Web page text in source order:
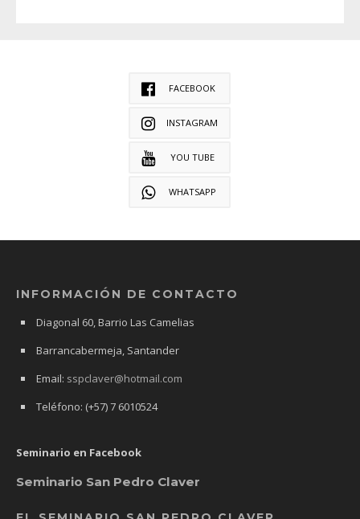
FACEBOOK
INSTAGRAM
YOU TUBE
WHATSAPP
INFORMACIÓN DE CONTACTO
Diagonal 60, Barrio Las Camelias
Barrancabermeja, Santander
Email: sspclaver@hotmail.com
Teléfono: (+57) 7 6010524
Seminario en Facebook
Seminario San Pedro Claver